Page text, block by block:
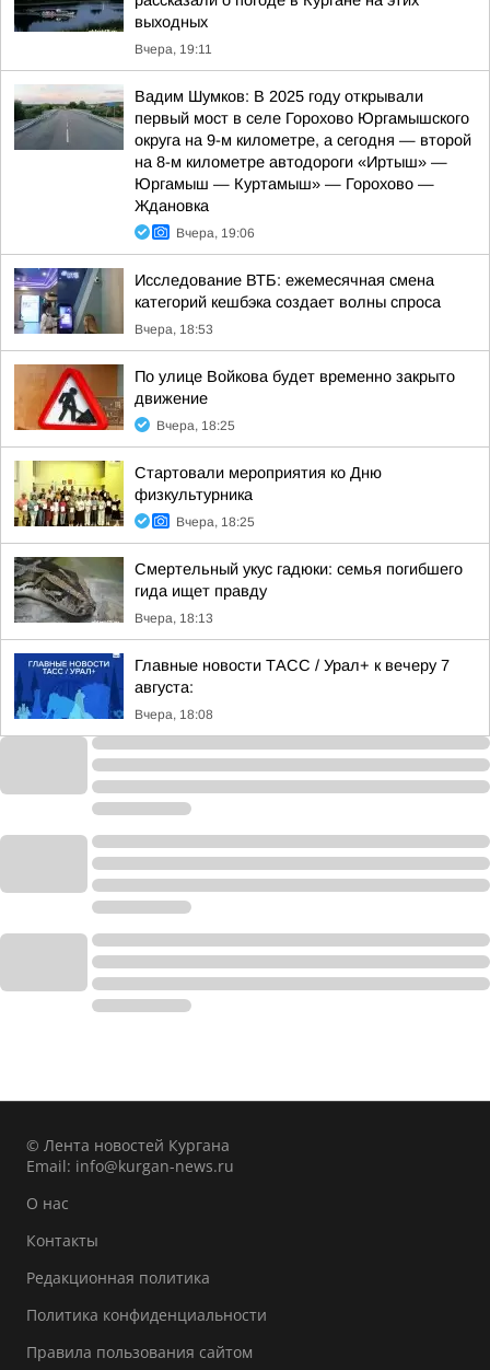
выходных
Вчера, 19:11
Вадим Шумков: В 2025 году открывали
первый мост в селе Горохово Юргамышского
округа на 9-м километре, а сегодня — второй
на 8-м километре автодороги «Иртыш» —
Юргамыш — Куртамыш» — Горохово —
Ждановка
Вчера, 19:06
Исследование ВТБ: ежемесячная смена
категорий кешбэка создает волны спроса
Вчера, 18:53
По улице Войкова будет временно закрыто
движение
Вчера, 18:25
Стартовали мероприятия ко Дню
физкультурника
Вчера, 18:25
Смертельный укус гадюки: семья погибшего
гида ищет правду
Вчера, 18:13
Главные новости ТАСС / Урал+ к вечеру 7
августа:
Вчера, 18:08
© Лента новостей Кургана
Email: info@kurgan-news.ru
О нас
Контакты
Редакционная политика
Политика конфиденциальности
Правила пользования сайтом